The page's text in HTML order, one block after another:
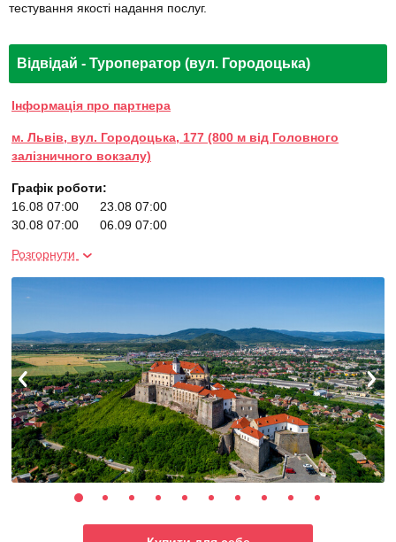
тестування якості надання послуг.
Відвідай - Туроператор (вул. Городоцька)
Інформація про партнера
м. Львів, вул. Городоцька, 177 (800 м від Головного
залізничного вокзалу)
Графік роботи:
16.08 07:00
23.08 07:00
30.08 07:00
06.09 07:00
Розгорнути